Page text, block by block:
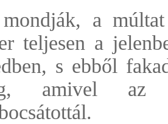
a
teljesen a
s ebből
amivel az